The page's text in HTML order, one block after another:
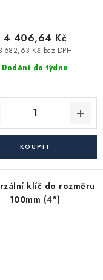
Dodání do týdne
582,63 Kč bez DPH
4 406,64 Kč
klíč do rozměru
100mm (4")